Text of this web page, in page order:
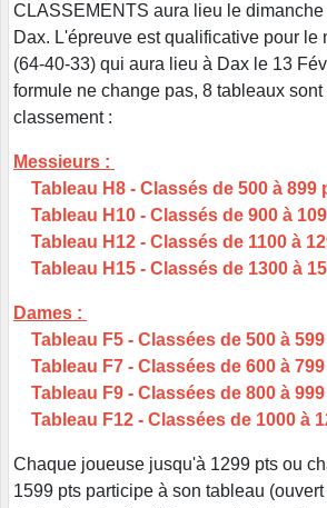
CLASSEMENTS aura lieu le
Dax. L'épreuve est qualificative pour le
(64-40-33) qui aura lieu à Dax le 13
formule ne change pas, 8 tableaux
classement :
Messieurs :
Tableau H8 - Classés de 500 à 899
Tableau H10 - Classés de 900 à
Tableau H12 - Classés de 1100 à
Tableau H15 - Classés de 1300 à
Dames :
Tableau F5 - Classées de 500 à
Tableau F7 - Classées de 600 à
Tableau F9 - Classées de 800 à
Tableau F12 - Classées de 1000 à
Chaque joueuse jusqu'à 1299 pts ou
1599 pts participe à son tableau